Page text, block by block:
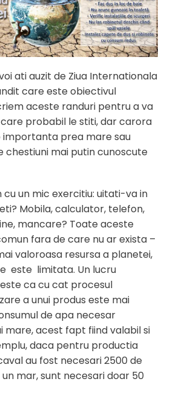
ati auzit de Ziua Internationala
care este obiectivul
aceste randuri pentru a va
probabil le stiti, dar carora
prea mare sau
chestiuni mai putin cunoscute
cu un mic exercitiu: uitati-va in
Mobila, calculator, telefon,
mancare? Toate aceste
fara de care nu ar exista –
valoroasa resursa a planetei,
este limitata. Un lucru
ca cu cat procesul
a unui produs este mai
de apa necesar
mare, acest fapt fiind valabil si
daca pentru productia
au fost necesari 2500 de
mar, sunt necesari doar 50